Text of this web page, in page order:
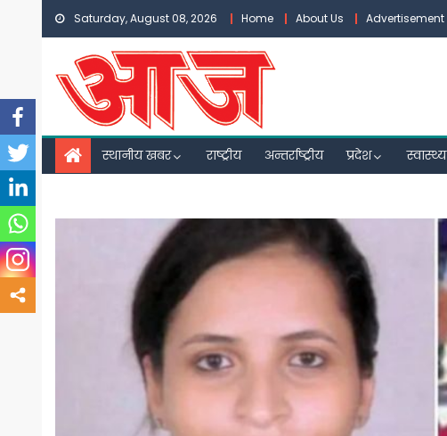
Skip
content
Saturday, August 08, 2026 Home About Us Advertisement
स्थानीय खबर राष्ट्रीय अन्तर्राष्ट्रीय प्रदेश स्वास्थ्य